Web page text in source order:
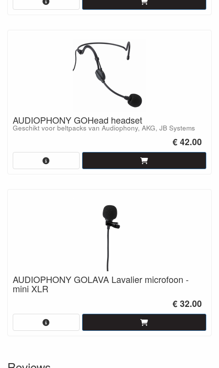
AUDIOPHONY GOHead headset
Geschikt voor beltpacks van Audiophony, AKG, JB Systems
€ 42.00
AUDIOPHONY GOLAVA Lavalier microfoon -
mini XLR
€ 32.00